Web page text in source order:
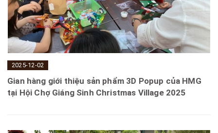
2025-12-02
Gian hàng giới thiệu sản phẩm 3D Popup của HMG
tại Hội Chợ Giáng Sinh Christmas Village 2025